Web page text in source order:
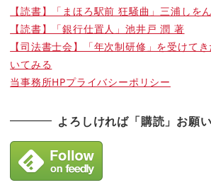
【読書】「まほろ駅前 狂騒曲」三浦しを
【読書】「銀行仕置人」池井戸 潤 著
【司法書士会】「年次制研修」を受けて
いてみる
当事務所HPプライバシーポリシー
よろしければ「購読」お願